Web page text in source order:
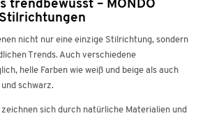
trendbewusst – MONDO
nicht nur eine einzige Stilrichtung, sondern
Trends. Auch verschiedene
helle Farben wie weiß und beige als auch
schwarz.
zeichnen sich durch natürliche Materialien und